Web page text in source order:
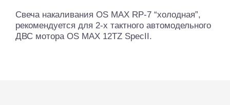
Свеча накаливания OS MAX RP-7 “холодная”,
рекомендуется для 2-x тактного автомодельного
ДВС мотора OS MAX 12TZ SpecII.